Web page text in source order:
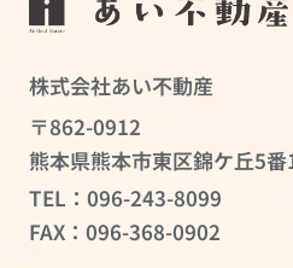
株式会社あい不動産
〒862-0912
熊本県熊本市東区錦ケ丘5番
TEL： 096-243-8099
FAX：096-368-0902